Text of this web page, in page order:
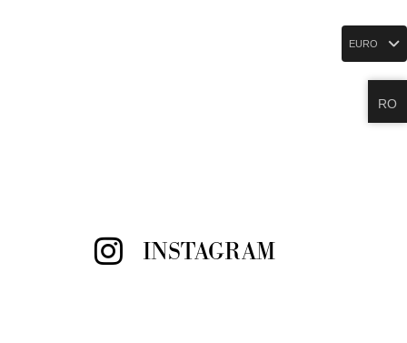
INSTAGRAM
EURO
RO